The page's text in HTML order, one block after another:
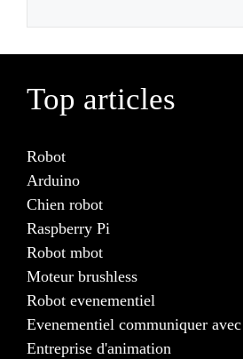
Top articles
Robot
Arduino
Chien robot
Raspberry Pi
Robot mbot
Moteur brushless
Robot evenementiel
Evenementiel communiquer
Entreprise d'animation